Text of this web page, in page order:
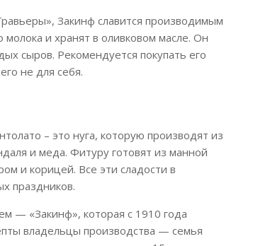
Закинф славится производимым
и хранят в оливковом масле. Он
сыров. Рекомендуется покупать его
не для себя.
– это нуга, которую производят из
и меда. Фитуру готовят из манной
и корицей. Все эти сладости в
праздников.
— «Закинф», которая с 1910 года
владельцы производства — семья